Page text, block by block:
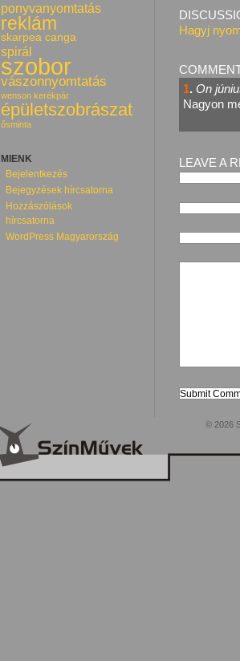
Hagyj
1. On
Nagyon
LEAVE A
ponyvanyomtatás
reklám
skarpea canga
spirál
szobor
vászonnyomtatás
wenson kerékpár
épületszobrászat
ősminta
MIENK
Bejelentkezés
Bejegyzések hírcsatorna
Hozzászólások
hírcsatorna
WordPress Magyarország
© 2026